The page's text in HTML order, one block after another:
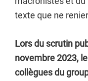
texte que ne
Lors du scrutin
novembre 2023,
collègues du